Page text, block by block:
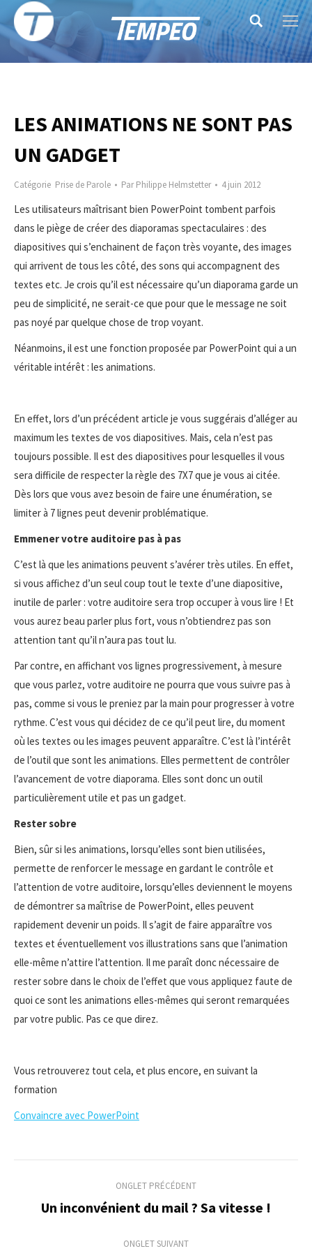
Search:
LES ANIMATIONS NE SONT PAS
UN GADGET
Catégorie Prise de Parole ParPhilippe Helmstetter 4 juin 2012
Les utilisateurs maîtrisant bien PowerPoint tombent parfois
dans le piège de créer des diaporamas spectaculaires : des
diapositives qui s’enchainent de façon très voyante, des images
qui arrivent de tous les côté, des sons qui accompagnent des
textes etc. Je crois qu’il est nécessaire qu’un diaporama garde un
peu de simplicité, ne serait-ce que pour que le message ne soit
pas noyé par quelque chose de trop voyant.
Néanmoins, il est une fonction proposée par PowerPoint qui a un
véritable intérêt : les animations.
En effet, lors d’un précédent article je vous suggérais d’alléger au
maximum les textes de vos diapositives. Mais, cela n’est pas
toujours possible. Il est des diapositives pour lesquelles il vous
sera difficile de respecter la règle des 7X7 que je vous ai citée.
Dès lors que vous avez besoin de faire une énumération, se
limiter à 7 lignes peut devenir problématique.
Emmener votre auditoire pas à pas
C’est là que les animations peuvent s’avérer très utiles. En effet,
si vous affichez d’un seul coup tout le texte d’une diapositive,
inutile de parler : votre auditoire sera trop occuper à vous lire ! Et
vous aurez beau parler plus fort, vous n’obtiendrez pas son
attention tant qu’il n’aura pas tout lu.
Par contre, en affichant vos lignes progressivement, à mesure
que vous parlez, votre auditoire ne pourra que vous suivre pas à
pas, comme si vous le preniez par la main pour progresser à votre
rythme. C’est vous qui décidez de ce qu’il peut lire, du moment
où les textes ou les images peuvent apparaître. C’est là l’intérêt
de l’outil que sont les animations. Elles permettent de contrôler
l’avancement de votre diaporama. Elles sont donc un outil
particulièrement utile et pas un gadget.
Rester sobre
Bien, sûr si les animations, lorsqu’elles sont bien utilisées,
permette de renforcer le message en gardant le contrôle et
l’attention de votre auditoire, lorsqu’elles deviennent le moyens
de démontrer sa maîtrise de PowerPoint, elles peuvent
rapidement devenir un poids. Il s’agit de faire apparaître vos
textes et éventuellement vos illustrations sans que l’animation
elle-même n’attire l’attention. Il me paraît donc nécessaire de
rester sobre dans le choix de l’effet que vous appliquez faute de
quoi ce sont les animations elles-mêmes qui seront remarquées
par votre public. Pas ce que direz.
Vous retrouverez tout cela, et plus encore, en suivant la
formation
Convaincre avec PowerPoint
commentaire
ONGLET PRÉCÉDENT
Onglet
Un inconvénient du mail ? Sa vitesse !
ONGLET SUIVANT